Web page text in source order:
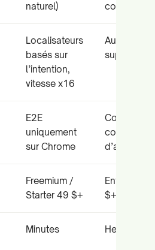
naturel)
code)
Localisateurs
basés sur
l’intention,
vitesse x16
Auto-
support
E2E
uniquement
sur Chrome
Coût élevé,
courbe
Freemium /
Starter 49 $+
Enterprise
$+
Minutes Heures à